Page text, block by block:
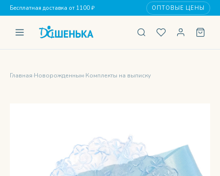
Бесплатная доставка от 1100 ₽ ОПТОВЫЕ ЦЕНЫ
Главная›Новорожденным›Комплекты на выписку